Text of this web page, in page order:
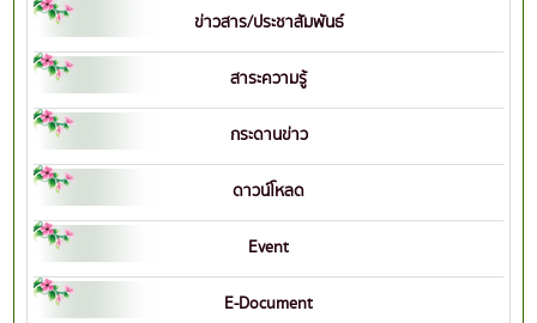
ข่าวสาร/ประชาสัมพันธ์
สาระความรู้
กระดานข่าว
ดาวน์โหลด
Event
E-Document